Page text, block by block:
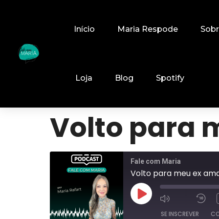
Início Maria Respode
Loja Blog Spotify
Volto para
Fale com Maria
Volto para meu ex
SE INSCREVER